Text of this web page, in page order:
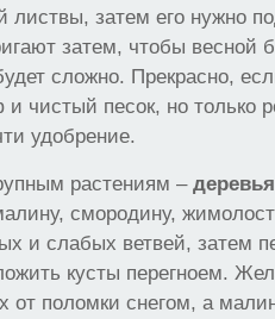
затем его нужно
затем, чтобы весной
сложно. Прекрасно,
чистый песок, но только
удобрение.
растениям –
смородину,
и слабых ветвей, затем
кусты перегноем.
от поломки снегом, а